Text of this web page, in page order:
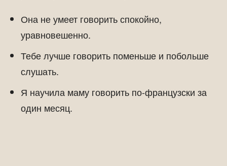
Она не умеет говорить спокойно,
уравновешенно.
Тебе лучше говорить поменьше и побольше
слушать.
Я научила маму говорить по-французски за
один месяц.